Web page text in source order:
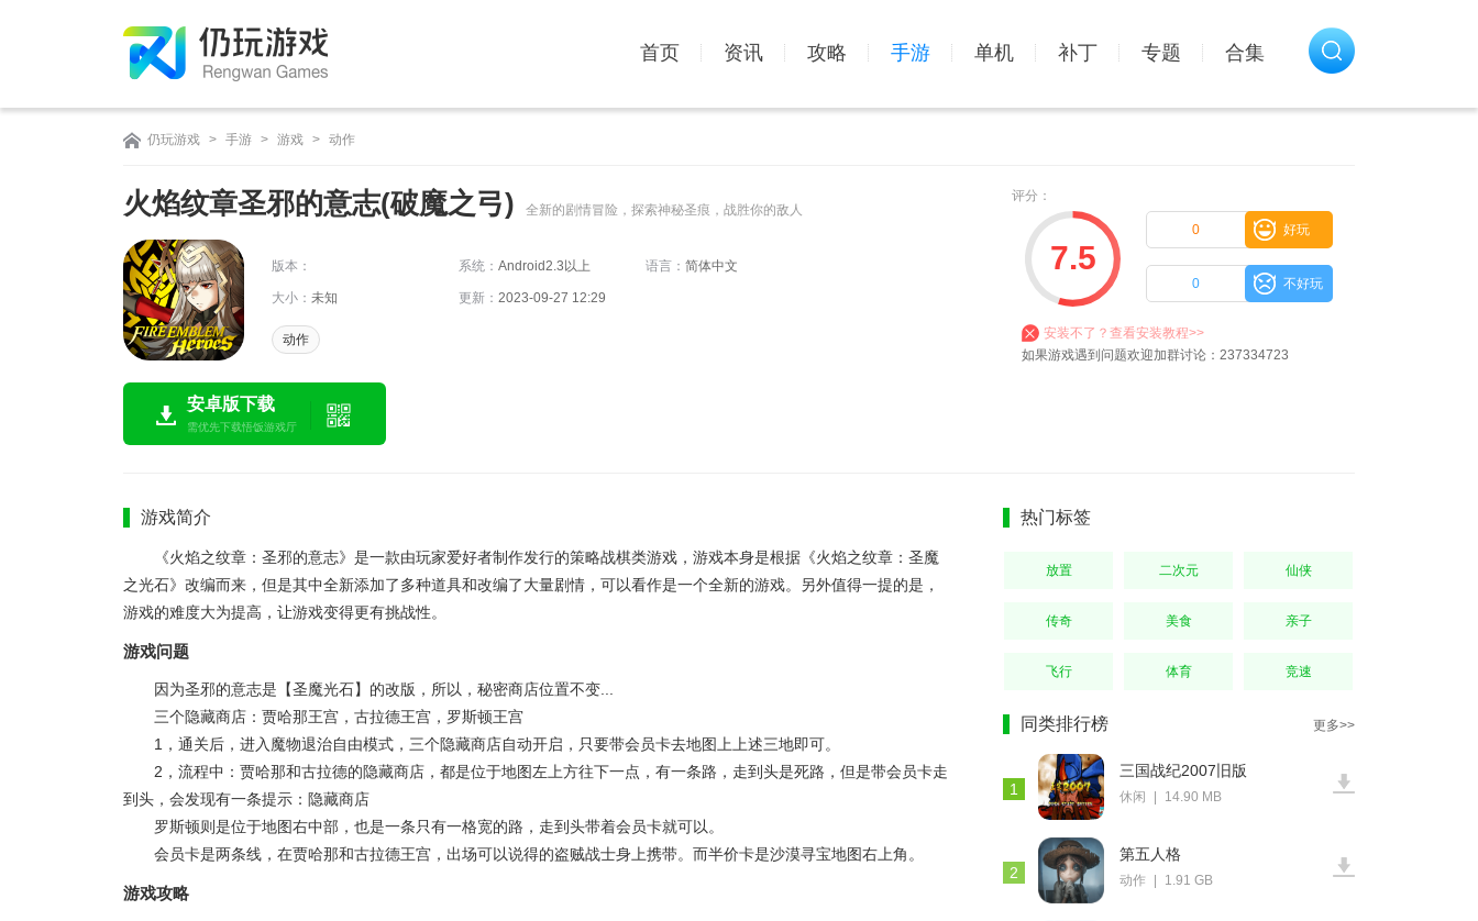
首页 资讯 攻略 手游 单机 补丁 专题 合集
仍玩游戏 > 手游 > 游戏 > 动作
评分：
7.5
好玩
0
不好玩
0
火焰纹章圣邪的意志(破魔之弓) 全新的剧情冒险，探索神秘圣痕，战胜你的敌人
版本： 系统： Android2.3以上 语言： 简体中文
大小： 未知 更新： 2023-09-27 12:29
动作
安卓版下载
需优先下载悟饭游戏厅
安装不了？查看安装教程>>
如果游戏遇到问题欢迎加群讨论：237334723
游戏简介
《火焰之纹章：圣邪的意志》是一款由玩家爱好者制作发行的策略战棋类游戏，游戏本身是根据《火焰之纹章：圣魔
之光石》改编而来，但是其中全新添加了多种道具和改编了大量剧情，可以看作是一个全新的游戏。另外值得一提的是，
游戏的难度大为提高，让游戏变得更有挑战性。
游戏问题
因为圣邪的意志是【圣魔光石】的改版，所以，秘密商店位置不变...
三个隐藏商店：贾哈那王宫，古拉德王宫，罗斯顿王宫
1，通关后，进入魔物退治自由模式，三个隐藏商店自动开启，只要带会员卡去地图上上述三地即可。
2，流程中：贾哈那和古拉德的隐藏商店，都是位于地图左上方往下一点，有一条路，走到头是死路，但是带会员卡走
到头，会发现有一条提示：隐藏商店
罗斯顿则是位于地图右中部，也是一条只有一格宽的路，走到头带着会员卡就可以。
会员卡是两条线，在贾哈那和古拉德王宫，出场可以说得的盗贼战士身上携带。而半价卡是沙漠寻宝地图右上角。
游戏攻略
热门标签
放置 二次元 仙侠
传奇 美食 亲子
飞行 体育 竞速
同类排行榜 更多>>
1
三国战纪2007旧版
休闲 14.90 MB
2
第五人格
动作 1.91 GB